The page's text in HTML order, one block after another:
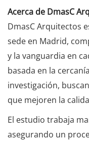
Acerca de DmasC
DmasC Arquitectos
sede en Madrid,
y la vanguardia en
basada en la
investigación,
que mejoren la
El estudio trabaja
asegurando un